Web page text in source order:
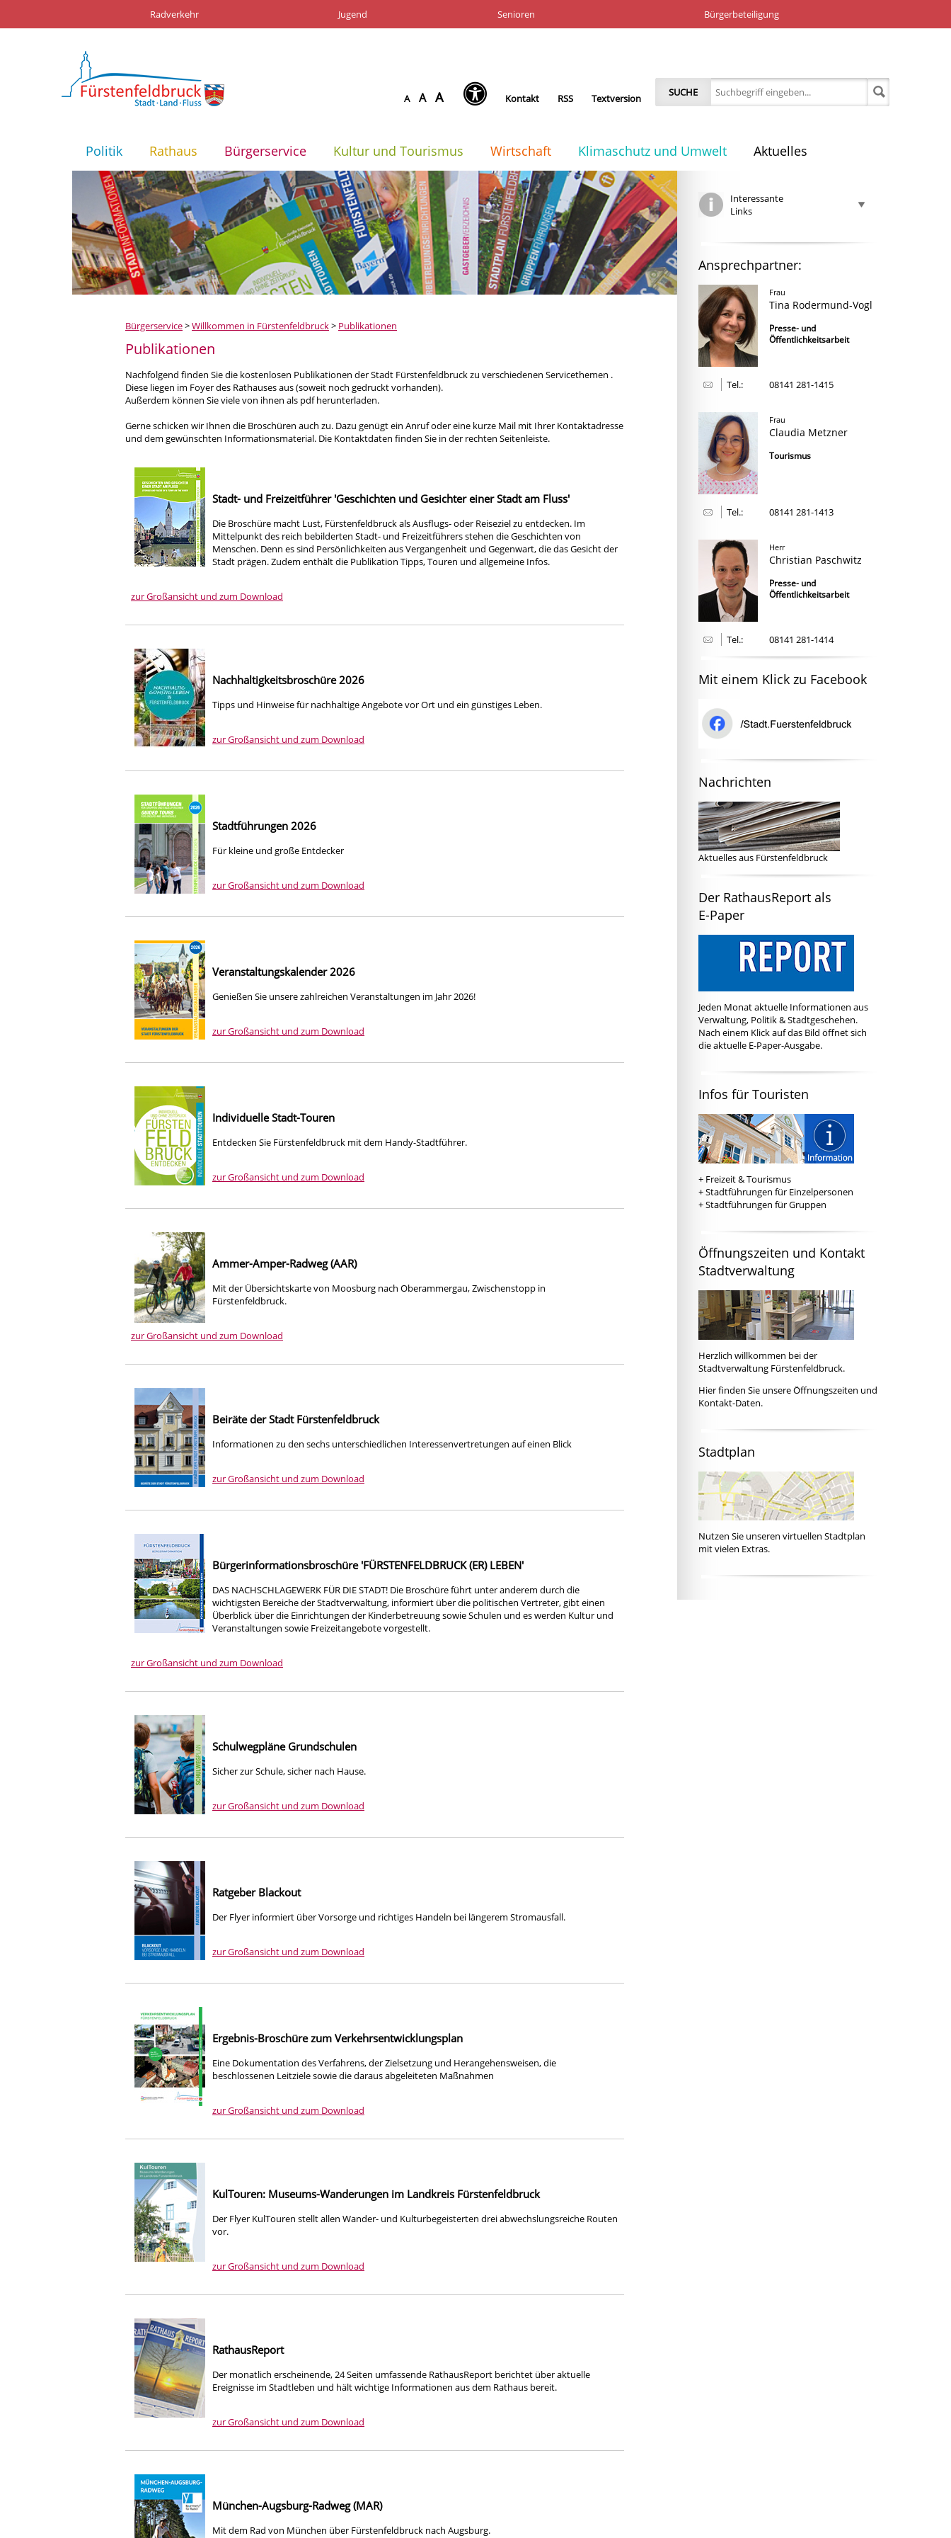
Radverkehr Jugend Senioren Bürgerbeteiligung
A A A Kontakt RSS Textversion SUCHE
Politik Rathaus Bürgerservice Kultur und Tourismus Wirtschaft Klimaschutz und Umwelt Aktuelles
Bürgerservice>Willkommen in Fürstenfeldbruck> Publikationen
Publikationen
Nachfolgend finden Sie die kostenlosen Publikationen der Stadt Fürstenfeldbruck zu verschiedenen Servicethemen .
Diese liegen im Foyer des Rathauses aus (soweit noch gedruckt vorhanden).
Außerdem können Sie viele von ihnen als pdf herunterladen.
Gerne schicken wir Ihnen die Broschüren auch zu. Dazu genügt ein Anruf oder eine kurze Mail mit Ihrer Kontaktadresse
und dem gewünschten Informationsmaterial. Die Kontaktdaten finden Sie in der rechten Seitenleiste.
Stadt- und Freizeitführer 'Geschichten und Gesichter einer Stadt am Fluss'
Die Broschüre macht Lust, Fürstenfeldbruck als Ausflugs- oder Reiseziel zu entdecken. Im
Mittelpunkt des reich bebilderten Stadt- und Freizeitführers stehen die Geschichten von
Menschen. Denn es sind Persönlichkeiten aus Vergangenheit und Gegenwart, die das Gesicht der
Stadt prägen. Zudem enthält die Publikation Tipps, Touren und allgemeine Infos.
zur Großansicht und zum Download
Nachhaltigkeitsbroschüre 2026
Tipps und Hinweise für nachhaltige Angebote vor Ort und ein günstiges Leben.
zur Großansicht und zum Download
Stadtführungen 2026
Für kleine und große Entdecker
zur Großansicht und zum Download
Veranstaltungskalender 2026
Genießen Sie unsere zahlreichen Veranstaltungen im Jahr 2026!
zur Großansicht und zum Download
Individuelle Stadt-Touren
Entdecken Sie Fürstenfeldbruck mit dem Handy-Stadtführer.
zur Großansicht und zum Download
Ammer-Amper-Radweg (AAR)
Mit der Übersichtskarte von Moosburg nach Oberammergau, Zwischenstopp in
Fürstenfeldbruck.
zur Großansicht und zum Download
Beiräte der Stadt Fürstenfeldbruck
Informationen zu den sechs unterschiedlichen Interessenvertretungen auf einen Blick
zur Großansicht und zum Download
Bürgerinformationsbroschüre 'FÜRSTENFELDBRUCK (ER) LEBEN'
DAS NACHSCHLAGEWERK FÜR DIE STADT! Die Broschüre führt unter anderem durch die
wichtigsten Bereiche der Stadtverwaltung, informiert über die politischen Vertreter, gibt einen
Überblick über die Einrichtungen der Kinderbetreuung sowie Schulen und es werden Kultur und
Veranstaltungen sowie Freizeitangebote vorgestellt.
zur Großansicht und zum Download
Schulwegpläne Grundschulen
Sicher zur Schule, sicher nach Hause.
zur Großansicht und zum Download
Ratgeber Blackout
Der Flyer informiert über Vorsorge und richtiges Handeln bei längerem Stromausfall.
zur Großansicht und zum Download
Ergebnis-Broschüre zum Verkehrsentwicklungsplan
Eine Dokumentation des Verfahrens, der Zielsetzung und Herangehensweisen, die
beschlossenen Leitziele sowie die daraus abgeleiteten Maßnahmen
zur Großansicht und zum Download
KulTouren: Museums-Wanderungen im Landkreis Fürstenfeldbruck
Der Flyer KulTouren stellt allen Wander- und Kulturbegeisterten drei abwechslungsreiche Routen
vor.
zur Großansicht und zum Download
RathausReport
Der monatlich erscheinende, 24 Seiten umfassende RathausReport berichtet über aktuelle
Ereignisse im Stadtleben und hält wichtige Informationen aus dem Rathaus bereit.
zur Großansicht und zum Download
München-Augsburg-Radweg (MAR)
Mit dem Rad von München über Fürstenfeldbruck nach Augsburg.
Interessante
Links
Ansprechpartner:
Frau
Tina Rodermund-Vogl
Presse- und
Öffentlichkeitsarbeit
Tel.: 08141 281-1415
Frau
Claudia Metzner
Tourismus
Tel.: 08141 281-1413
Herr
Christian Paschwitz
Presse- und
Öffentlichkeitsarbeit
Tel.: 08141 281-1414
Mit einem Klick zu Facebook
Nachrichten
Aktuelles aus Fürstenfeldbruck
Der RathausReport als
E-Paper
Jeden Monat aktuelle Informationen aus
Verwaltung, Politik & Stadtgeschehen.
Nach einem Klick auf das Bild öffnet sich
die aktuelle E-Paper-Ausgabe.
Infos für Touristen
+ Freizeit & Tourismus
+Stadtführungen für Einzelpersonen
+Stadtführungen für Gruppen
Öffnungszeiten und Kontakt
Stadtverwaltung
Herzlich willkommen bei der
Stadtverwaltung Fürstenfeldbruck.
Hierfinden Sie unsere Öffnungszeiten und
Kontakt-Daten.
Stadtplan
Nutzen Sie unseren virtuellen Stadtplan
mit vielen Extras.